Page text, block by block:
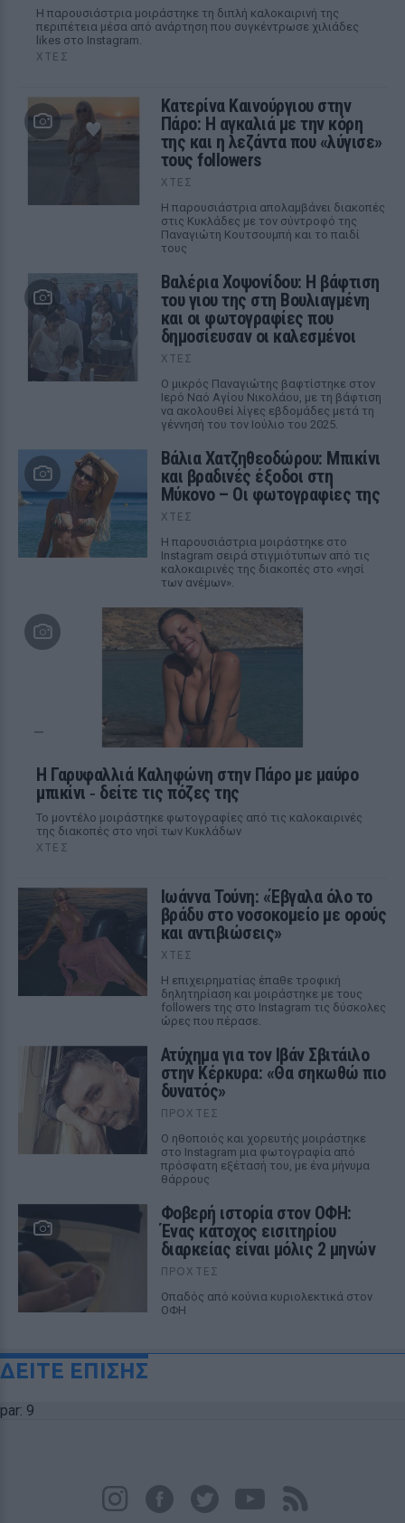
Η παρουσιάστρια μοιράστηκε τη διπλή καλοκαιρινή της
περιπέτεια μέσα από ανάρτηση που συγκέντρωσε χιλιάδες
likes στο Instagram.
ΧΤΕΣ
Κατερίνα Καινούργιου στην
Πάρο: Η αγκαλιά με την κόρη
της και η λεζάντα που «λύγισε»
τους followers
ΧΤΕΣ
Η παρουσιάστρια απολαμβάνει διακοπές
στις Κυκλάδες με τον σύντροφό της
Παναγιώτη Κουτσουμπή και το παιδί
τους
Βαλέρια Χοψονίδου: Η βάφτιση
του γιου της στη Βουλιαγμένη
και οι φωτογραφίες που
δημοσίευσαν οι καλεσμένοι
ΧΤΕΣ
Ο μικρός Παναγιώτης βαφτίστηκε στον
Ιερό Ναό Αγίου Νικολάου, με τη βάφτιση
να ακολουθεί λίγες εβδομάδες μετά τη
γέννησή του τον Ιούλιο του 2025.
Βάλια Χατζηθεοδώρου: Μπικίνι
και βραδινές έξοδοι στη
Μύκονο – Οι φωτογραφίες της
ΧΤΕΣ
Η παρουσιάστρια μοιράστηκε στο
Instagram σειρά στιγμιότυπων από τις
καλοκαιρινές της διακοπές στο «νησί
των ανέμων».
Η Γαρυφαλλιά Καληφώνη στην Πάρο με μαύρο
μπικίνι ‑ δείτε τις πόζες της
Το μοντέλο μοιράστηκε φωτογραφίες από τις καλοκαιρινές
της διακοπές στο νησί των Κυκλάδων
ΧΤΕΣ
Ιωάννα Τούνη: «Έβγαλα όλο το
βράδυ στο νοσοκομείο με ορούς
και αντιβιώσεις»
ΧΤΕΣ
Η επιχειρηματίας έπαθε τροφική
δηλητηρίαση και μοιράστηκε με τους
followers της στο Instagram τις δύσκολες
ώρες που πέρασε.
Ατύχημα για τον Ιβάν Σβιτάιλο
στην Κέρκυρα: «Θα σηκωθώ πιο
δυνατός»
ΠΡΟΧΤΈΣ
Ο ηθοποιός και χορευτής μοιράστηκε
στο Instagram μια φωτογραφία από
πρόσφατη εξέτασή του, με ένα μήνυμα
θάρρους
Φοβερή ιστορία στον ΟΦΗ:
Ένας κάτοχος εισιτηρίου
διαρκείας είναι μόλις 2 μηνών
ΠΡΟΧΤΈΣ
Οπαδός από κούνια κυριολεκτικά στον
ΟΦΗ
ΔΕΙΤΕ ΕΠΙΣΗΣ
par: 9